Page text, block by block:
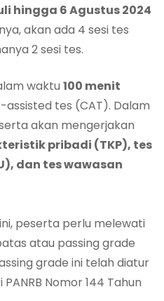
hingga 6 Agustus 2024
akan ada 4 sesi tes
2 sesi tes.
waktu 100 menit
tes (CAT). Dalam
akan mengerjakan
pribadi (TKP), tes
dan tes wawasan
peserta perlu melewati
atau passing grade
grade ini telah diatur
Nomor 144 Tahun